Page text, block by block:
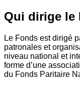
Qui dirige le
Le Fonds est dirigé
patronales et
niveau national et
forme d’une
du Fonds Paritaire